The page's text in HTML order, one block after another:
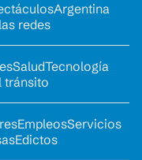
Argentina
redes
SaludTecnología
tránsito
EmpleosServicios
Edictos